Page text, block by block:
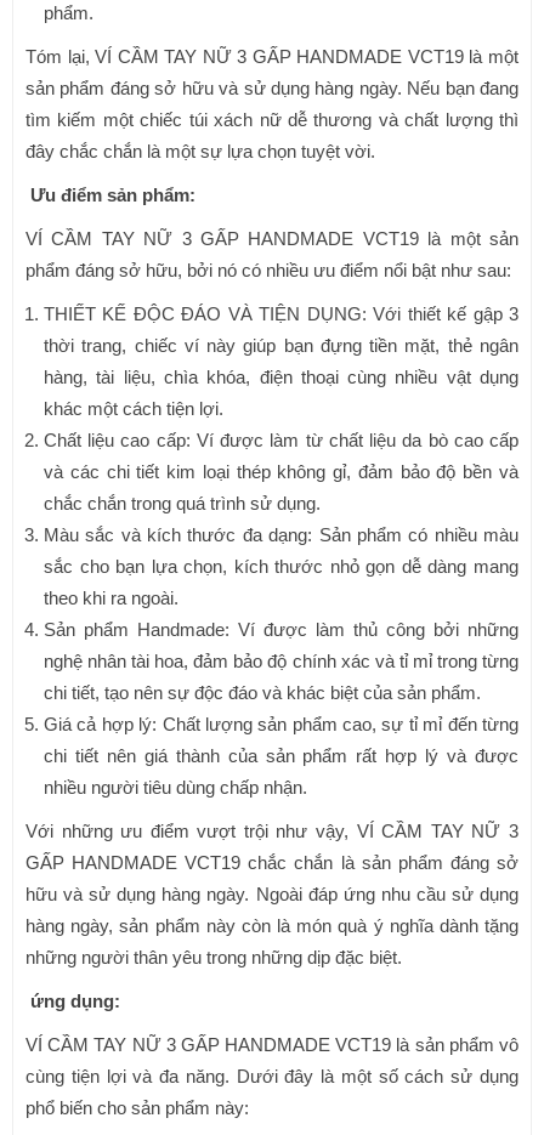
phẩm.
Tóm lại, VÍ CẦM TAY NỮ 3 GẤP HANDMADE VCT19 là một
sản phẩm đáng sở hữu và sử dụng hàng ngày. Nếu bạn đang
tìm kiếm một chiếc túi xách nữ dễ thương và chất lượng thì
đây chắc chắn là một sự lựa chọn tuyệt vời.
Ưu điểm sản phẩm:
VÍ CẦM TAY NỮ 3 GẤP HANDMADE VCT19 là một sản
phẩm đáng sở hữu, bởi nó có nhiều ưu điểm nổi bật như sau:
THIẾT KẾ ĐỘC ĐÁO VÀ TIỆN DỤNG: Với thiết kế gập 3
thời trang, chiếc ví này giúp bạn đựng tiền mặt, thẻ ngân
hàng, tài liệu, chìa khóa, điện thoại cùng nhiều vật dụng
khác một cách tiện lợi.
Chất liệu cao cấp: Ví được làm từ chất liệu da bò cao cấp
và các chi tiết kim loại thép không gỉ, đảm bảo độ bền và
chắc chắn trong quá trình sử dụng.
Màu sắc và kích thước đa dạng: Sản phẩm có nhiều màu
sắc cho bạn lựa chọn, kích thước nhỏ gọn dễ dàng mang
theo khi ra ngoài.
Sản phẩm Handmade: Ví được làm thủ công bởi những
nghệ nhân tài hoa, đảm bảo độ chính xác và tỉ mỉ trong từng
chi tiết, tạo nên sự độc đáo và khác biệt của sản phẩm.
Giá cả hợp lý: Chất lượng sản phẩm cao, sự tỉ mỉ đến từng
chi tiết nên giá thành của sản phẩm rất hợp lý và được
nhiều người tiêu dùng chấp nhận.
Với những ưu điểm vượt trội như vậy, VÍ CẦM TAY NỮ 3
GẤP HANDMADE VCT19 chắc chắn là sản phẩm đáng sở
hữu và sử dụng hàng ngày. Ngoài đáp ứng nhu cầu sử dụng
hàng ngày, sản phẩm này còn là món quà ý nghĩa dành tặng
những người thân yêu trong những dịp đặc biệt.
ứng dụng:
VÍ CẦM TAY NỮ 3 GẤP HANDMADE VCT19 là sản phẩm vô
cùng tiện lợi và đa năng. Dưới đây là một số cách sử dụng
phổ biến cho sản phẩm này: